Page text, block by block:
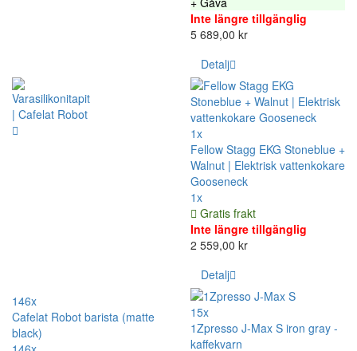
Inte längre tillgänglig
5 689,00 kr
Detalj
146x
Cafelat Robot barista (matte
black)
1x
Fellow Stagg EKG Stoneblue +
Walnut | Elektrisk vattenkokare
Gooseneck
1x
Gratis frakt
Inte längre tillgänglig
2 559,00 kr
Detalj
15x
1Zpresso J-Max S iron gray -
kaffekvarn